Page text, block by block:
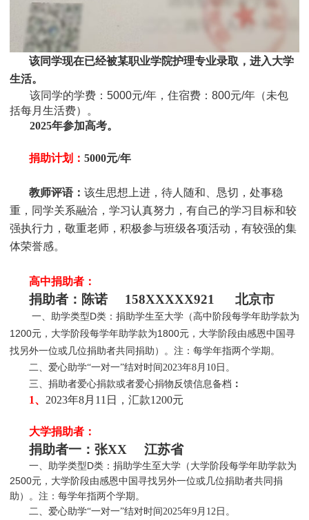
该同学现在已经被某职业学院护理专业录取，进入大学
生活。
该同学的学费： 5000元/年，住宿费：800元/年（未包
括每月生活费）
。
2025年参加高考。
捐助计划： 5000元/年
教师评语： 该生思想上进，待人随和、恳切，处事稳
重，同学关系融洽，学习认真努力，有自己的学习目标和较
强执行力，敬重老师，积极参与班级各项活动，有较强的集
体荣誉感。
高中捐助者：
捐助者：陈诺 158XXXXX921 北京市
一、助学类型D类：捐助学生至大学（高中阶段每学年助学款为
1200元，大学阶段每学年助学款为1800元，大学阶段由感恩中国寻
找另外一位或几位捐助者共同捐助）。注：每学年指两个学期。
二、爱心助学“一对一”结对时间2023年8月10日。
三、捐助者爱心捐款或者爱心捐物反馈信息备档 ：
1、 2023年8月11日，汇款1200元
大学捐助者：
捐助者一：张XX 江苏省
一、助学类型D类：捐助学生至大学（大学阶段每学年助学款为
2500元，大学阶段由感恩中国寻找另外一位或几位捐助者共同捐
助）。注：每学年指两个学期。
二、爱心助学“一对一”结对时间2025年9月12日。